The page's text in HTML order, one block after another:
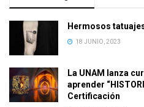
Hermosos
18 JUNIO, 2023
La UNAM lanza
aprender
Certificación